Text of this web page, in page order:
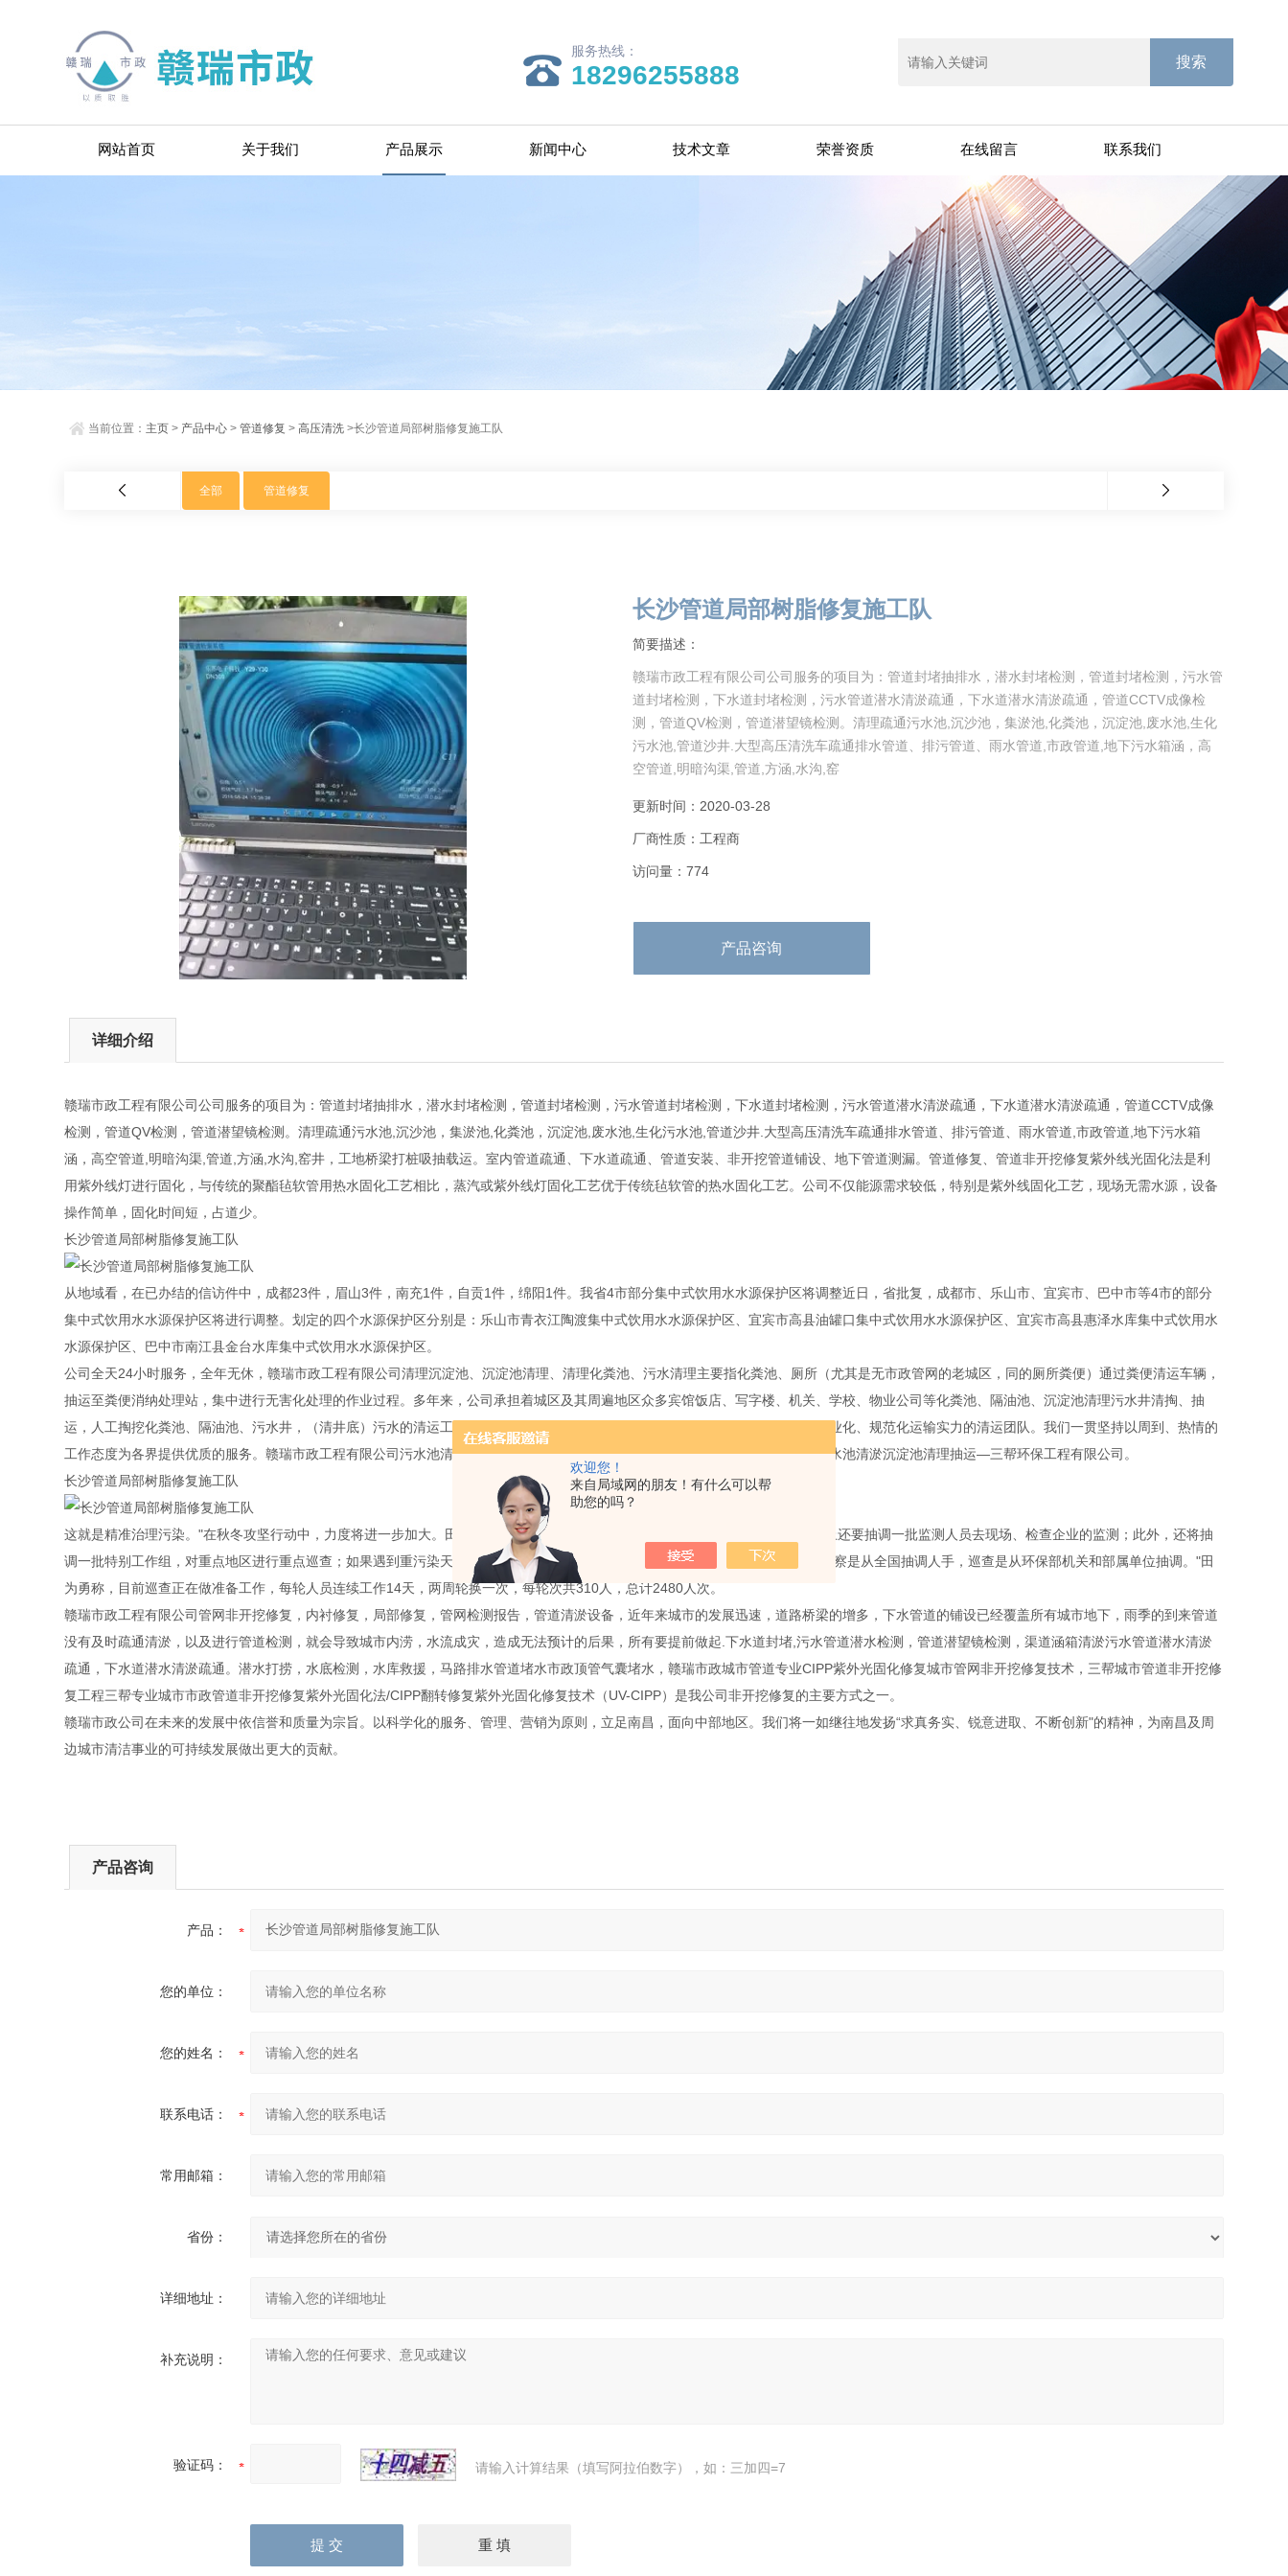
欢迎您！
来自局域网的朋友！有什么可以帮
助您的吗？
服务热线：
18296255888
网站首页 关于我们 产品展示 新闻中心 技术文章 荣誉资质 在线留言 联系我们
当前位置： 主页 > 产品中心 >管道修复 >高压清洗 >长沙管道局部树脂修复施工队
全部 管道修复
长沙管道局部树脂修复施工队
简要描述：
赣瑞市政工程有限公司公司服务的项目为：管道封堵抽排水，潜水封堵检测，管道封堵检测，污水管
道封堵检测，下水道封堵检测，污水管道潜水清淤疏通，下水道潜水清淤疏通，管道CCTV成像检
测，管道QV检测，管道潜望镜检测。清理疏通污水池,沉沙池，集淤池,化粪池，沉淀池,废水池,生化
污水池,管道沙井.大型高压清洗车疏通排水管道、排污管道、雨水管道,市政管道,地下污水箱涵，高
空管道,明暗沟渠,管道,方涵,水沟,窑
更新时间：2020-03-28
厂商性质：工程商
访问量：774
产品咨询
详细介绍
赣瑞市政工程有限公司公司服务的项目为：管道封堵抽排水，潜水封堵检测，管道封堵检测，污水管道封堵检测，下水道封堵检测，污水管道潜水清淤疏通，下水道潜水清淤疏通，管道CCTV成像
检测，管道QV检测，管道潜望镜检测。清理疏通污水池,沉沙池，集淤池,化粪池，沉淀池,废水池,生化污水池,管道沙井.大型高压清洗车疏通排水管道、排污管道、雨水管道,市政管道,地下污水箱
涵，高空管道,明暗沟渠,管道,方涵,水沟,窑井，工地桥梁打桩吸抽载运。室内管道疏通、下水道疏通、管道安装、非开挖管道铺设、地下管道测漏。管道修复、管道非开挖修复紫外线光固化法是利
用紫外线灯进行固化，与传统的聚酯毡软管用热水固化工艺相比，蒸汽或紫外线灯固化工艺优于传统毡软管的热水固化工艺。公司不仅能源需求较低，特别是紫外线固化工艺，现场无需水源，设备
操作简单，固化时间短，占道少。
长沙管道局部树脂修复施工队
从地域看，在已办结的信访件中，成都23件，眉山3件，南充1件，自贡1件，绵阳1件。我省4市部分集中式饮用水水源保护区将调整近日，省批复，成都市、乐山市、宜宾市、巴中市等4市的部分
集中式饮用水水源保护区将进行调整。划定的四个水源保护区分别是：乐山市青衣江陶渡集中式饮用水水源保护区、宜宾市高县油罐口集中式饮用水水源保护区、宜宾市高县惠泽水库集中式饮用水
水源保护区、巴中市南江县金台水库集中式饮用水水源保护区。
公司全天24小时服务，全年无休，赣瑞市政工程有限公司清理沉淀池、沉淀池清理、清理化粪池、污水清理主要指化粪池、厕所（尤其是无市政管网的老城区，同的厕所粪便）通过粪便清运车辆，
抽运至粪便消纳处理站，集中进行无害化处理的作业过程。多年来，公司承担着城区及其周遍地区众多宾馆饭店、写字楼、机关、学校、物业公司等化粪池、隔油池、沉淀池清理污水井清掏、抽
运，人工掏挖化粪池、隔油池、污水井，（清井底）污水的清运工作。丰富的工作实践与不断的科技创新使逐步形成了一支具有专业化、规范化运输实力的清运团队。我们一贯坚持以周到、热情的
工作态度为各界提供优质的服务。赣瑞市政工程有限公司污水池清理、隔油池清理、沉淀池清理清理污水处理池清理化粪池清理污水池清淤沉淀池清理抽运—三帮环保工程有限公司。
长沙管道局部树脂修复施工队
这就是精准治理污染。"在秋冬攻坚行动中，力度将进一步加大。田为勇介绍，目前全国已经调集了5600人执行现场督察工作，马上还要抽调一批监测人员去现场、检查企业的监测；此外，还将抽
调一批特别工作组，对重点地区进行重点巡查；如果遇到重污染天气、启动应急预案，可能会有几个督察组一起调查污染来源。“督察是从全国抽调人手，巡查是从环保部机关和部属单位抽调。"田
为勇称，目前巡查正在做准备工作，每轮人员连续工作14天，两周轮换一次，每轮次共310人，总计2480人次。
赣瑞市政工程有限公司管网非开挖修复，内衬修复，局部修复，管网检测报告，管道清淤设备，近年来城市的发展迅速，道路桥梁的增多，下水管道的铺设已经覆盖所有城市地下，雨季的到来管道
没有及时疏通清淤，以及进行管道检测，就会导致城市内涝，水流成灾，造成无法预计的后果，所有要提前做起.下水道封堵,污水管道潜水检测，管道潜望镜检测，渠道涵箱清淤污水管道潜水清淤
疏通，下水道潜水清淤疏通。潜水打捞，水底检测，水库救援，马路排水管道堵水市政顶管气囊堵水，赣瑞市政城市管道专业CIPP紫外光固化修复城市管网非开挖修复技术，三帮城市管道非开挖修
复工程三帮专业城市市政管道非开挖修复紫外光固化法/CIPP翻转修复紫外光固化修复技术（UV-CIPP）是我公司非开挖修复的主要方式之一。
赣瑞市政公司在未来的发展中依信誉和质量为宗旨。以科学化的服务、管理、营销为原则，立足南昌，面向中部地区。我们将一如继往地发扬“求真务实、锐意进取、不断创新"的精神，为南昌及周
边城市清洁事业的可持续发展做出更大的贡献。
产品咨询
产品：
您的单位：
您的姓名：
联系电话：
常用邮箱：
省份：
详细地址：
补充说明：
验证码： 请输入计算结果（填写阿拉伯数字），如：三加四=7